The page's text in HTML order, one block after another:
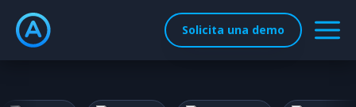
Solicita una demo